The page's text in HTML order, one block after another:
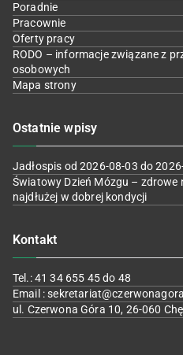
Poradnie
Pracownie
Oferty pracy
RODO – informacje związane z
osobowych
Mapa strony
Ostatnie wpisy
Jadłospis od 2026-08-03 do
Światowy Dzień Mózgu – zdrowe
najdłużej w dobrej kondycji
Kontakt
Tel.: 41 34 655 45 do 48
Email :
ul. Czerwona Góra 10, 26-060